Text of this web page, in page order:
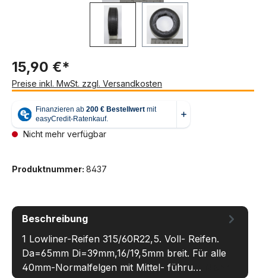
15,90 €*
Preise inkl. MwSt. zzgl. Versandkosten
Nicht mehr verfügbar
Produktnummer: 8437
Beschreibung
1 Lowliner-Reifen 315/60R22,5. Voll- Reifen.
Da=65mm Di=39mm,16/19,5mm breit. Für alle
40mm-Normalfelgen mit Mittel- führu…